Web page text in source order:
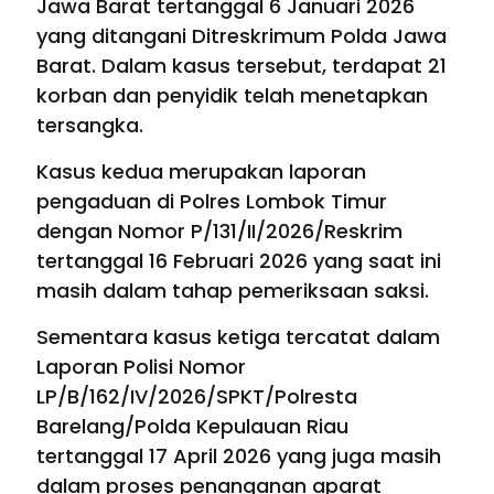
Jawa Barat tertanggal 6 Januari 2026
yang ditangani Ditreskrimum Polda Jawa
Barat. Dalam kasus tersebut, terdapat 21
korban dan penyidik telah menetapkan
tersangka.
Kasus kedua merupakan laporan
pengaduan di Polres Lombok Timur
dengan Nomor P/131/II/2026/Reskrim
tertanggal 16 Februari 2026 yang saat ini
masih dalam tahap pemeriksaan saksi.
Sementara kasus ketiga tercatat dalam
Laporan Polisi Nomor
LP/B/162/IV/2026/SPKT/Polresta
Barelang/Polda Kepulauan Riau
tertanggal 17 April 2026 yang juga masih
dalam proses penanganan aparat